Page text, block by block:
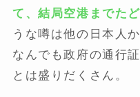
て、結局空港までた
うな噂は他の日本人
なんでも政府の通行
とは盛りだくさん。